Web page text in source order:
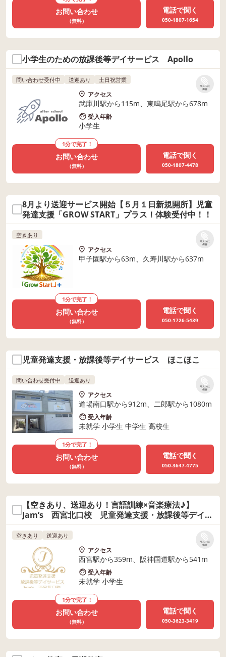
お問い合わせ
（無料）
電話で聞く
050-1807-1654
小学生のための放課後等デイサービス Apollo
リストに
保存
問い合わせ受付中 送迎あり 土日祝営業
アクセス
武庫川駅から115m、東鳴尾駅から678m
受入年齢
小学生
1分で完了！
お問い合わせ
（無料）
電話で聞く
050-1807-4478
8月より送迎サービス開始【５月１日新規開所】児童
発達支援「GROW START」プラス！体験受付中！！
リストに
保存
空きあり
アクセス
甲子園駅から63m、久寿川駅から637m
1分で完了！
お問い合わせ
（無料）
電話で聞く
050-1726-5439
児童発達支援・放課後等デイサービス ほこほこ
リストに
保存
問い合わせ受付中 送迎あり
アクセス
道場南口駅から912m、二郎駅から1080m
受入年齢
未就学 小学生 中学生 高校生
1分で完了！
お問い合わせ
（無料）
電話で聞く
050-3647-4775
【空きあり、送迎あり！言語訓練×音楽療法♪】
Jam’s 西宮北口校 児童発達支援・放課後等デイサ
ービス
リストに
保存
空きあり 送迎あり
アクセス
西宮駅から359m、阪神国道駅から541m
受入年齢
未就学 小学生
1分で完了！
お問い合わせ
（無料）
電話で聞く
050-3623-3419